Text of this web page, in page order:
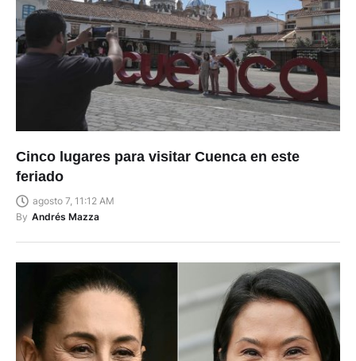
Cinco lugares para visitar Cuenca en este
feriado
agosto 7, 11:12 AM
By Andrés Mazza